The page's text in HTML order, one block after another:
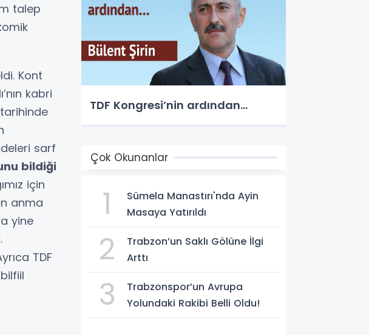
talep
Kont
kabri
sarf
bildiği
için
anma
yine
TDF
TDF Kongresi’nin ardından…
Çok Okunanlar
1
Sümela Manastırı'nda Ayin
Masaya Yatırıldı
2
Trabzon’un Saklı Gölüne İlgi
Arttı
3
Trabzonspor’un Avrupa
Yolundaki Rakibi Belli Oldu!